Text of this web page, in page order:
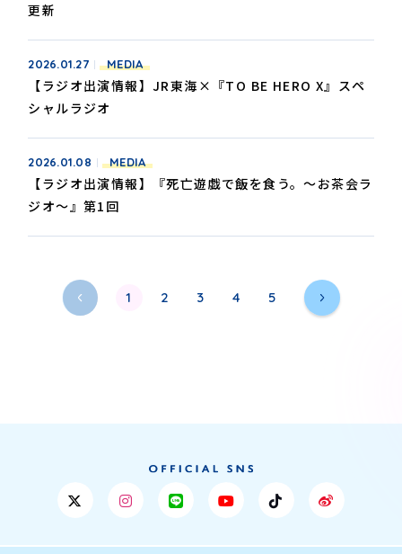
更新
2026.01.27 MEDIA
【ラジオ出演情報】JR東海×『TO BE HERO X』スペ
シャルラジオ
2026.01.08 MEDIA
【ラジオ出演情報】『死亡遊戯で飯を食う。～お茶会ラ
ジオ～』第1回
1 2 3 4 5